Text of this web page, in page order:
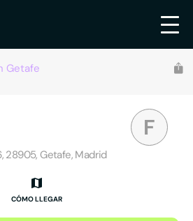
Getafe
F
28905, Getafe, Madrid
CÓMO LLEGAR